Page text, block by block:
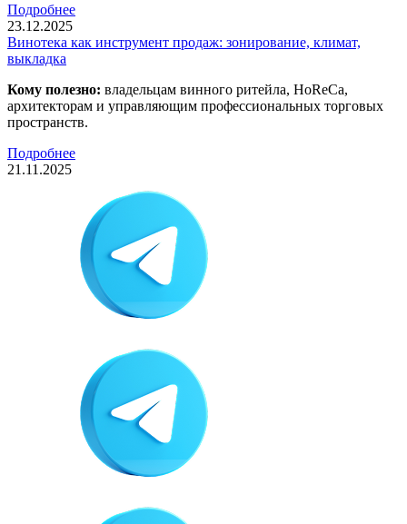
Подробнее
23.12.2025
Винотека как инструмент продаж: зонирование, климат,
выкладка
Кому полезно: владельцам винного ритейла, HoReCa,
архитекторам и управляющим профессиональных торговых
пространств.
Подробнее
21.11.2025